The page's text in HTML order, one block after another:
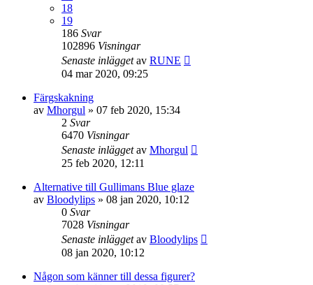
18
19
186 Svar
102896 Visningar
Senaste inläggetav RUNE
04 mar 2020, 09:25
Färgskakning
av Mhorgul » 07 feb 2020, 15:34
2 Svar
6470 Visningar
Senaste inläggetav Mhorgul
25 feb 2020, 12:11
Alternative till Gullimans Blue glaze
av Bloodylips » 08 jan 2020, 10:12
0 Svar
7028 Visningar
Senaste inläggetav Bloodylips
08 jan 2020, 10:12
Någon som känner till dessa figurer?